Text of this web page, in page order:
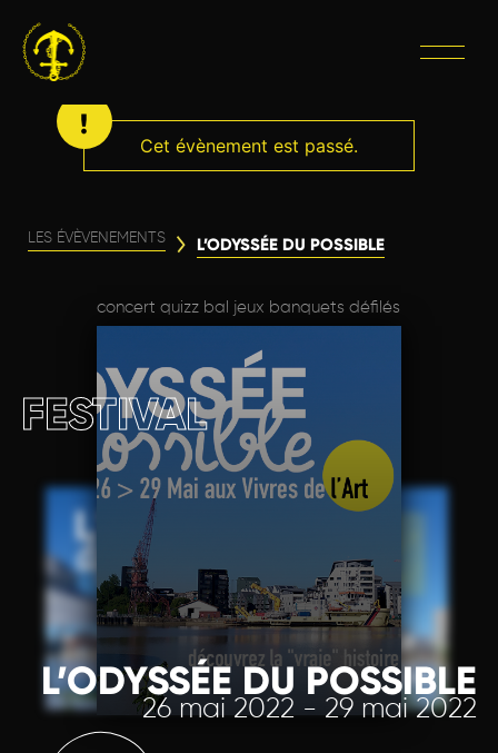
Cet évènement est passé.
LES ÉVÈVENEMENTS L’ODYSSÉE DU POSSIBLE
concert quizz bal jeux banquets défilés
L’ODYSSÉE DU POSSIBLE
26 mai 2022 - 29 mai 2022
FESTIVAL